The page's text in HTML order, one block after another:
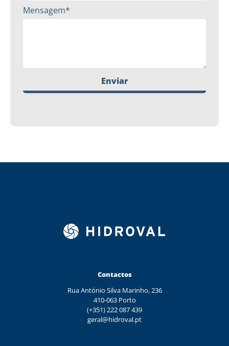
Mensagem*
Enviar
Contactos
Rua António Silva Marinho, 236
410-063 Porto
(+351) 222 087 439
geral@hidroval.pt